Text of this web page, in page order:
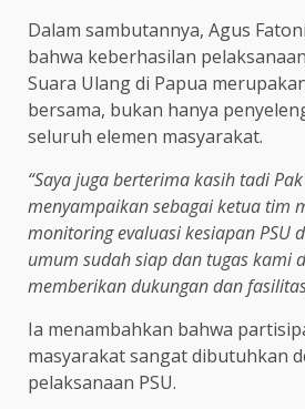
Dalam sambutannya, Agus
bahwa keberhasilan
Suara Ulang di Papua
bersama, bukan hanya
seluruh elemen masyarakat.
“Saya juga berterima kasih tadi
menyampaikan sebagai ketua tim
monitoring evaluasi kesiapan PSU
umum sudah siap dan tugas kami
memberikan dukungan dan
Ia menambahkan bahwa
masyarakat sangat dibutuhkan
pelaksanaan PSU.